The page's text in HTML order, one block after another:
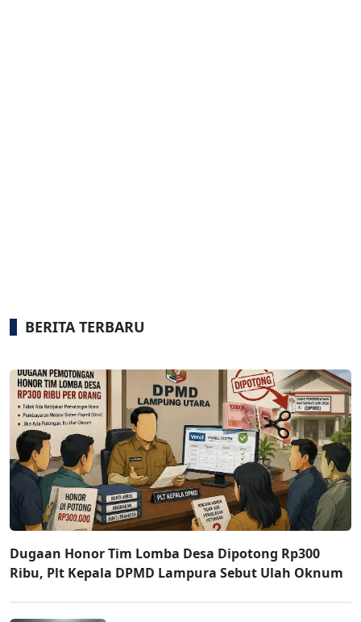
BERITA TERBARU
Dugaan Honor Tim Lomba Desa Dipotong Rp300
Ribu, Plt Kepala DPMD Lampura Sebut Ulah Oknum